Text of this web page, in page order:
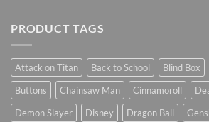
PRODUCT TAGS
Attack on Titan Back to School Blind Box
Buttons
Chainsaw Man Cinnamoroll
Demon Slayer
Disney Dragon Ball